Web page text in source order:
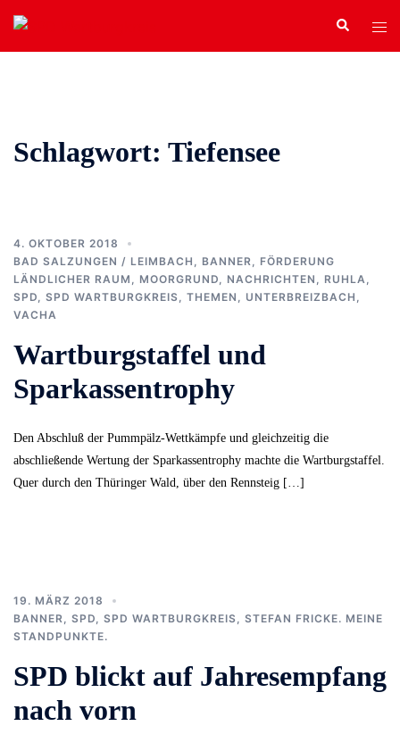
Zum
Inhalt
springen
Search
Schlagwort: Tiefensee
4. OKTOBER 2018
BAD SALZUNGEN / LEIMBACH
BANNER
FÖRDERUNG
LÄNDLICHER RAUM
MOORGRUND NACHRICHTEN RUHLA
SPD
SPD WARTBURGKREIS THEMEN UNTERBREIZBACH
VACHA
Wartburgstaffel und
Sparkassentrophy
Den Abschluß der Pummpälz-Wettkämpfe und gleichzeitig die
abschließende Wertung der Sparkassentrophy machte die Wartburgstaffel.
Quer durch den Thüringer Wald, über den Rennsteig […]
19. MÄRZ 2018
BANNER
SPD SPD WARTBURGKREIS
STEFAN FRICKE. MEINE
STANDPUNKTE.
SPD blickt auf Jahresempfang
nach vorn